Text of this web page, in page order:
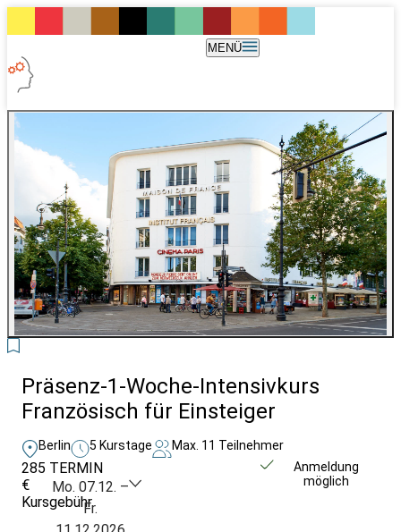
MENÜ
Präsenz-1-Woche-Intensivkurs
Französisch für Einsteiger
Berlin 5 Kurstage Max. 11 Teilnehmer
285
€
Kursgebühr
TERMIN
Mo. 07.12. –
Fr.
Anmeldung
möglich